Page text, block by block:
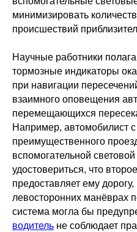
минимизировать
происшествий
Научные работники
тормозные индикаторы
при навигации
взаимного оповещения
перемещающихся
Например, автомобилист
преимущественного
вспомогательной
удостовериться, что
предоставляет ему
левосторонних манёврах
система могла бы
водитель не соблюдает